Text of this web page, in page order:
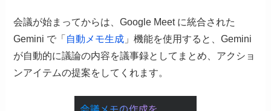
会議が始まってからは、Google Meet に統合された
Gemini で「 自動メモ生成 」機能を使用すると、Gemini
が自動的に議論の内容を議事録としてまとめ、アクショ
ンアイテムの提案をしてくれます。